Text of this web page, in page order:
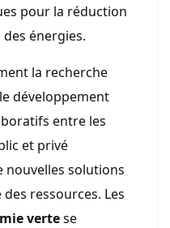
pour la réduction
énergies.
la recherche
développement
entre les
et privé
nouvelles solutions
ressources. Les
vertese